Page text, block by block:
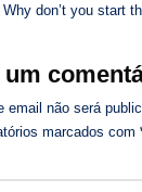
don’t you start
um
email não será
marcados com